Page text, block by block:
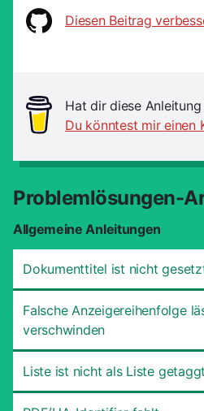
Diesen Beitrag
Hat dir diese
Du könntest mir einen
Problemlösungen-
Allgemeine Anleitungen
Dokumenttitel ist nicht
Falsche Anzeigereihenfolge
verschwinden
Liste ist nicht als Liste getaggt